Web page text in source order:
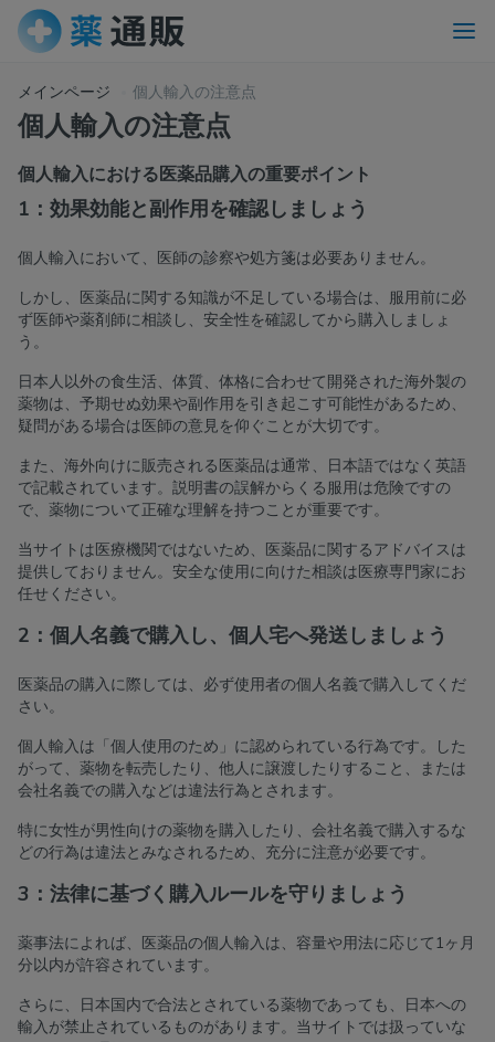
メインページ 個人輸入の注意点
個人輸入の注意点
個人輸入における医薬品購入の重要ポイント
1：効果効能と副作用を確認しましょう
個人輸入において、医師の診察や処方箋は必要ありません。
しかし、医薬品に関する知識が不足している場合は、服用前に必
ず医師や薬剤師に相談し、安全性を確認してから購入しましょ
う。
日本人以外の食生活、体質、体格に合わせて開発された海外製の
薬物は、予期せぬ効果や副作用を引き起こす可能性があるため、
疑問がある場合は医師の意見を仰ぐことが大切です。
また、海外向けに販売される医薬品は通常、日本語ではなく英語
で記載されています。説明書の誤解からくる服用は危険ですの
で、薬物について正確な理解を持つことが重要です。
当サイトは医療機関ではないため、医薬品に関するアドバイスは
提供しておりません。安全な使用に向けた相談は医療専門家にお
任せください。
2：個人名義で購入し、個人宅へ発送しましょう
医薬品の購入に際しては、必ず使用者の個人名義で購入してくだ
さい。
個人輸入は「個人使用のため」に認められている行為です。した
がって、薬物を転売したり、他人に譲渡したりすること、または
会社名義での購入などは違法行為とされます。
特に女性が男性向けの薬物を購入したり、会社名義で購入するな
どの行為は違法とみなされるため、充分に注意が必要です。
3：法律に基づく購入ルールを守りましょう
薬事法によれば、医薬品の個人輸入は、容量や用法に応じて1ヶ月
分以内が許容されています。
さらに、日本国内で合法とされている薬物であっても、日本への
輸入が禁止されているものがあります。当サイトでは扱っていな